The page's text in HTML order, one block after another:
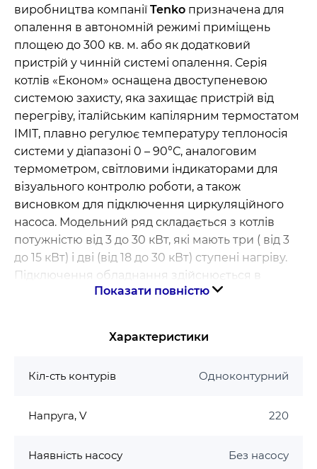
виробництва компанії Tenko призначена для
опалення в автономній режимі приміщень
площею до 300 кв. м. або як додатковий
пристрій у чинній системі опалення. Серія
котлів «Економ» оснащена двоступеневою
системою захисту, яка захищає пристрій від
перегріву, італійським капілярним термостатом
IMIT, плавно регулює температуру теплоносія
системи у діапазоні 0 – 90°С, аналоговим
термометром, світловими індикаторами для
візуального контролю роботи, а також
висновком для підключення циркуляційного
насоса. Модельний ряд складається з котлів
потужністю від 3 до 30 кВт, які мають три ( від 3
до 15 кВт) і дві (від 18 до 30 кВт) ступені нагріву.
Підключення обладнання здійснюється в
однофазні або трифазні мережі напругою 220 В
коефіцієнт корисної дії (ККД), простота
надійність, зручність монтажу, експлуатації та
ціною і низькими експлуатаційними витратами
варіантом по співвідношенню якості,
Показати повністю
Характеристики
Кіл-сть контурів Одноконтурний
Напруга, V 220
Наявність насосу Без насосу